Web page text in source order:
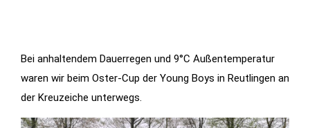
Bei anhaltendem Dauerregen und 9°C Außentemperatur
waren wir beim Oster-Cup der Young Boys in Reutlingen an
der Kreuzeiche unterwegs.
Notwendig
Diese